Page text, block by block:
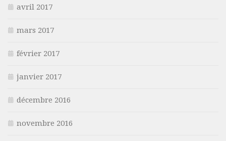
avril 2017
mars 2017
février 2017
janvier 2017
décembre 2016
novembre 2016